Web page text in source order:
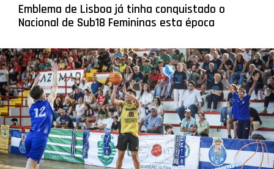
Emblema de Lisboa já tinha conquistado o
Nacional de Sub18 Femininas esta época